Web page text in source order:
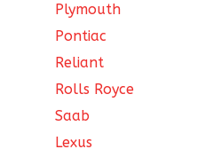
Plymouth
Pontiac
Reliant
Rolls Royce
Saab
Lexus